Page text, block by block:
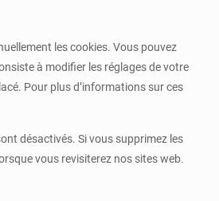
les cookies. Vous pouvez
à modifier les réglages de votre
Pour plus d’informations sur ces
désactivés. Si vous supprimez les
vous revisiterez nos sites web.